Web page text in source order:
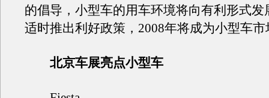
的倡导，小型车的用车环境将向有利形式发
适时推出利好政策，2008年将成为小型车
北京车展亮点小型车